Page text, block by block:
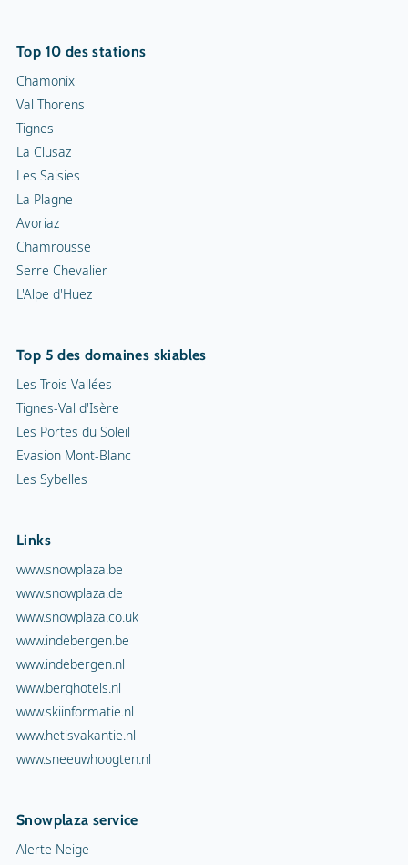
Top 10 des stations
Chamonix
Val Thorens
Tignes
La Clusaz
Les Saisies
La Plagne
Avoriaz
Chamrousse
Serre Chevalier
L'Alpe d'Huez
Top 5 des domaines skiables
Les Trois Vallées
Tignes-Val d'Isère
Les Portes du Soleil
Evasion Mont-Blanc
Les Sybelles
Links
www.snowplaza.be
www.snowplaza.de
www.snowplaza.co.uk
www.indebergen.be
www.indebergen.nl
www.berghotels.nl
www.skiinformatie.nl
www.hetisvakantie.nl
www.sneeuwhoogten.nl
Snowplaza service
Alerte Neige